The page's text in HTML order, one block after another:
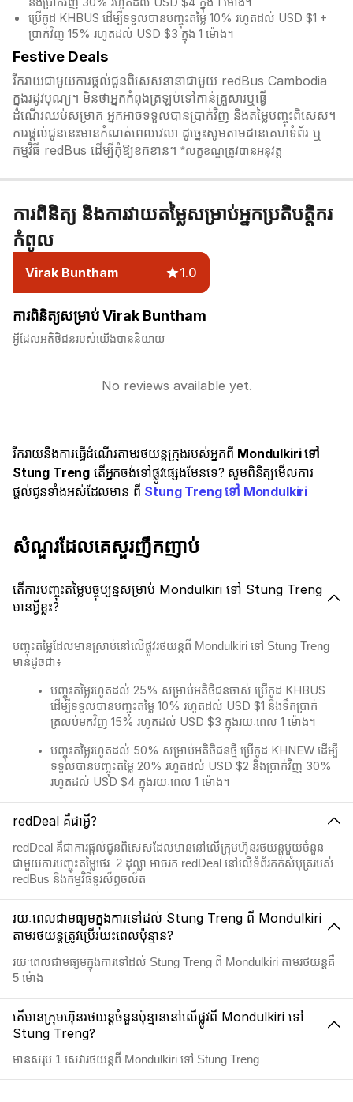
ប្រើកូដ KHBUS ដើម្បីទទួលបានបញ្ចុះតម្លៃ 10% រហូតដល់ USD $1 +
ប្រាក់វិញ 15% រហូតដល់ USD $3 ក្នុង 1 ម៉ោង។
Festive Deals
រីករាយជាមួយការផ្តល់ជូនពិសេសនានាជាមួយ redBus Cambodia
ក្នុងរដូវបុណ្យ។ មិនថាអ្នកកំពុងត្រឡប់ទៅកាន់គ្រួសារឬធ្វើ
ដំណើរឈប់សម្រាក អ្នកអាចទទួលបានប្រាក់វិញ និងតម្លៃបញ្ចុះពិសេស។
ការផ្តល់ជូននេះមានកំណត់ពេលវេលា ដូច្នេះសូមតាមដានគេហទំព័រ ឬ
កម្មវិធី redBus ដើម្បីកុំឱ្យខកខាន។ *លក្ខខណ្ឌត្រូវបានអនុវត្ត
ការពិនិត្យ និងការវាយតម្លៃសម្រាប់អ្នកប្រតិបត្តិករ
កំពូល
Virak Buntham 1.0
ការពិនិត្យសម្រាប់ Virak Buntham
អ្វីដែលអតិថិជនរបស់យើងបាននិយាយ
No reviews available yet.
រីករាយនឹងការធ្វើដំណើរតាមរថយន្តក្រុងរបស់អ្នកពី Mondulkiri ទៅ
Stung Treng តើអ្នកចង់ទៅផ្លូវផ្សេងមែនទេ? សូមពិនិត្យមើលការ
ផ្តល់ជូនទាំងអស់ដែលមាន ពី Stung Treng ទៅ Mondulkiri
សំណួរដែលគេសួរញឹកញាប់
តើការបញ្ចុះតម្លៃបច្ចុប្បន្នសម្រាប់ Mondulkiri ទៅ Stung Treng
មានអ្វីខ្លះ?
បញ្ចុះតម្លៃដែលមានស្រាប់នៅលើផ្លូវរថយន្តពី Mondulkiri ទៅ Stung Treng
មានដូចជា៖
បញ្ចុះតម្លៃរហូតដល់ 25% សម្រាប់អតិថិជនចាស់ ប្រើកូដ KHBUS
ដើម្បីទទួលបានបញ្ចុះតម្លៃ 10% រហូតដល់ USD $1 និងទឹកប្រាក់
ត្រលប់មកវិញ 15% រហូតដល់ USD $3 ក្នុងរយៈពេល 1 ម៉ោង។
បញ្ចុះតម្លៃរហូតដល់ 50% សម្រាប់អតិថិជនថ្មី ប្រើកូដ KHNEW ដើម្បី
ទទួលបានបញ្ចុះតម្លៃ 20% រហូតដល់ USD $2 និងប្រាក់វិញ 30%
រហូតដល់ USD $4 ក្នុងរយៈពេល 1 ម៉ោង។
redDeal គឺជាអ្វី?
redDeal គឺជាការផ្តល់ជូនពិសេសដែលមាននៅលើក្រុមហ៊ុនរថយន្តមួយចំនួន
ជាមួយការបញ្ចុះតម្លៃថេរ 2​ ដុល្លា អាចរក redDeal នៅលើទំព័រកក់សំបុត្ររបស់
redBus និងកម្មវិធីទូរស័ព្ទចល័ត
រយៈពេលជាមធ្យមក្នុងការទៅដល់ Stung Treng ពី Mondulkiri
តាមរថយន្តត្រូវប្រើរយះពេលប៉ុន្មាន?
រយៈពេលជាមធ្យមក្នុងការទៅដល់ Stung Treng ពី Mondulkiri តាមរថយន្តគឺ
5 ម៉ោង
តើមានក្រុមហ៊ុនរថយន្តចំនួនប៉ុន្មាននៅលើផ្លូវពី Mondulkiri ទៅ
Stung Treng?
មានសរុប 1 សេវារថយន្តពី Mondulkiri ទៅ Stung Treng